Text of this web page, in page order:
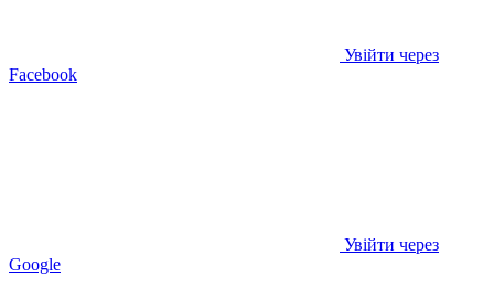
Увійти через
Facebook
Увійти через
Google